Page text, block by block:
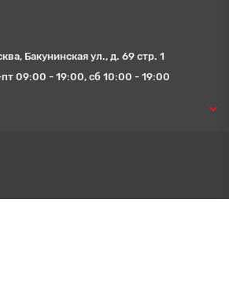
Бакунинская ул., д. 69 стр. 1
09:00 - 19:00, сб 10:00 - 19:00